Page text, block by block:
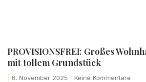
PROVISIONSFREI: Großes
mit tollem Grundstück
6. November 2025 Keine Kommentare